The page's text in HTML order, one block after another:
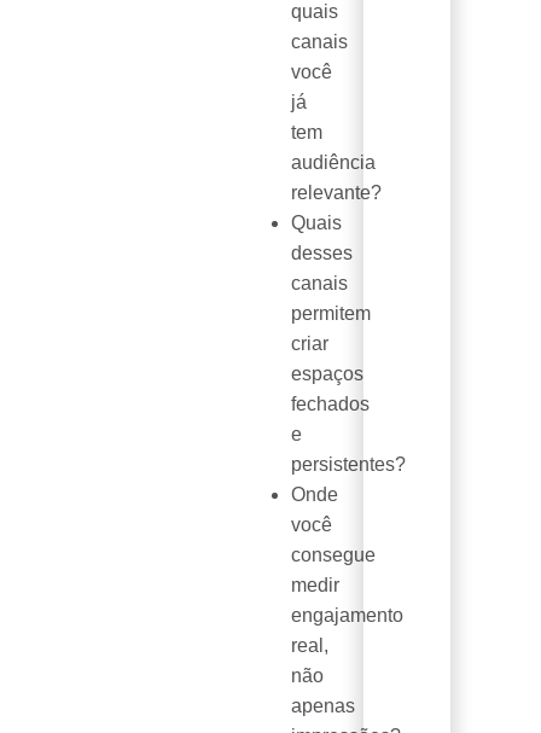
quais
canais
você
já
tem
audiência
relevante?
Quais
desses
canais
permitem
criar
espaços
fechados
e
persistentes?
Onde
você
consegue
medir
engajamento
real,
não
apenas